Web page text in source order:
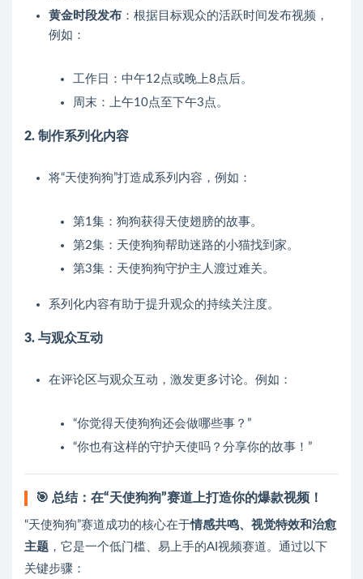
黄金时段发布 ：根据目标观众的活跃时间发布视频，
例如：
工作日：中午12点或晚上8点后。
周末：上午10点至下午3点。
2. 制作系列化内容
将“天使狗狗”打造成系列内容，例如：
第1集：狗狗获得天使翅膀的故事。
第2集：天使狗狗帮助迷路的小猫找到家。
第3集：天使狗狗守护主人渡过难关。
系列化内容有助于提升观众的持续关注度。
3. 与观众互动
在评论区与观众互动，激发更多讨论。例如：
“你觉得天使狗狗还会做哪些事？”
“你也有这样的守护天使吗？分享你的故事！”
🎯 总结：在“天使狗狗”赛道上打造你的爆款视频！
“天使狗狗”赛道成功的核心在于情感共鸣、视觉特效和治愈
主题 ，它是一个低门槛、易上手的AI视频赛道。通过以下
关键步骤：